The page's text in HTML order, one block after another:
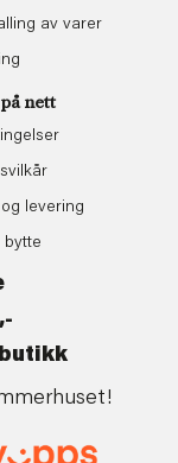
av varer
nett
levering
bytte